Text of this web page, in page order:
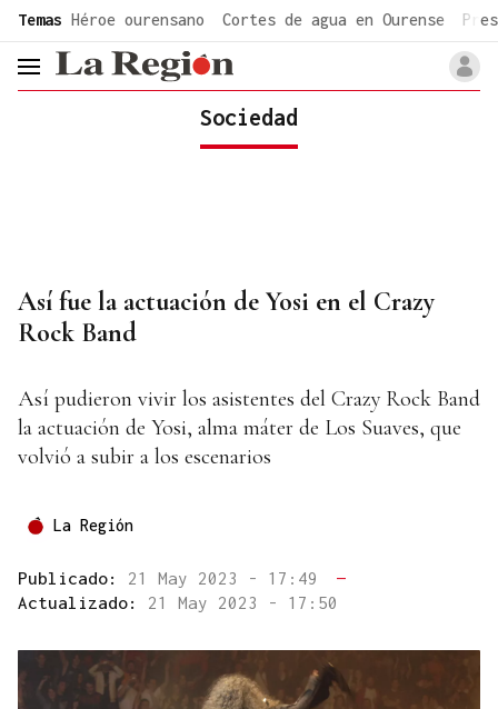
common.go-to-content
Temas Héroe ourensano Cortes de agua en Ourense
header.menu.open
Sociedad
Así fue la actuación de Yosi en el Crazy
Rock Band
Así pudieron vivir los asistentes del Crazy Rock Band
la actuación de Yosi, alma máter de Los Suaves, que
volvió a subir a los escenarios
La Región
Publicado: 21 May 2023 - 17:49
—
Actualizado: 21 May 2023 - 17:50